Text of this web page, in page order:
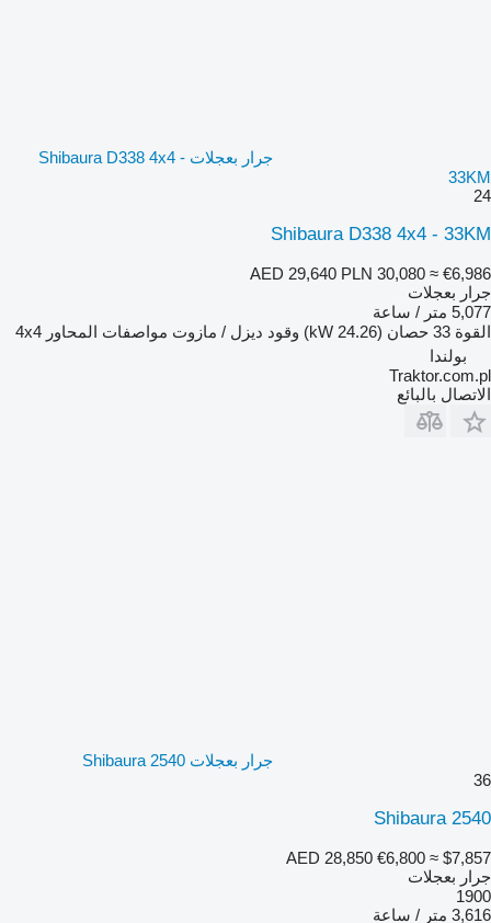
جرار بعجلات Shibaura D338 4x4 -
33KM
24
Shibaura D338 4x4 - 33KM
AED 29,640 PLN 30,080 ≈ €6,986
جرار بعجلات
5,077 متر / ساعة
القوة 33 حصان (24.26 kW) وقود ديزل / مازوت مواصفات المحاور 4x4
بولندا
Traktor.com.pl
الاتصال بالبائع
جرار بعجلات Shibaura 2540
36
Shibaura 2540
AED 28,850 €6,800 ≈ $7,857
جرار بعجلات
1900
3,616 متر / ساعة